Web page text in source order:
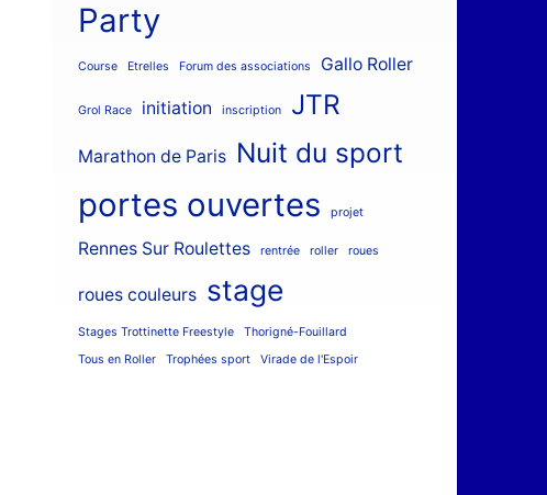
Party
Course Etrelles Forum des associations Gallo Roller
Grol Race initiation inscription JTR
Marathon de Paris Nuit du sport
portes ouvertes projet
Rennes Sur Roulettes rentrée roller roues
roues couleurs stage
Stages Trottinette Freestyle
Thorigné-Fouillard
Tous en Roller
Trophées sport Virade de l'Espoir